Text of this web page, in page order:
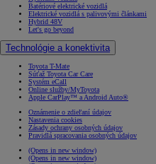
Batériové elektrické vozidlá
Elektrické vozidlá s palivovými článkami
Hybrid 48V
Let's go beyond
Technológie a konektivita
Toyota T-Mate
Súťaž Toyota Car Care
Systém eCall
Online služby/MyToyota
Apple CarPlay™ a Android Auto®
Oznámenie o zdieľaní údajov
Nastavenia cookies
Zásady ochrany osobných údajov
Pravidlá spracovania osobných údajov
(Opens in new window)
(Opens in new window)